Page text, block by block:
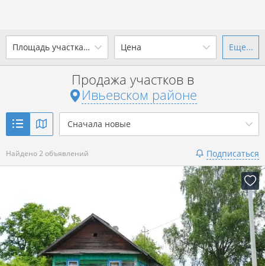
Площадь участка, сотки
до
Показать 2 объявления
Цена
от до
р. за всё
Показать 2 объявления
Еще...
Продажа участков в
Ивьевском районе
Сначала новые
Найдено 2 объявлений Подписаться
Ваш город -district Ивьевский
Да Выбрать город